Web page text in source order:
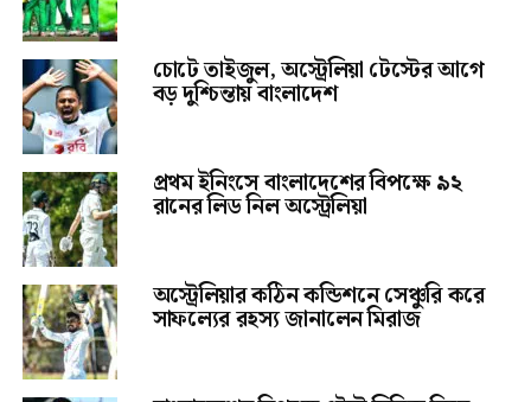
চোটে তাইজুল, অস্ট্রেলিয়া টেস্টের আগে
বড় দুশ্চিন্তায় বাংলাদেশ
প্রথম ইনিংসে বাংলাদেশের বিপক্ষে ৯২
রানের লিড নিল অস্ট্রেলিয়া
অস্ট্রেলিয়ার কঠিন কন্ডিশনে সেঞ্চুরি করে
সাফল্যের রহস্য জানালেন মিরাজ